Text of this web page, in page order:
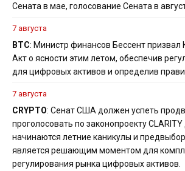
Сената в мае, голосование Сената в
7 августа
BTC: Министр финансов Бессент призвал
Акт о ясности этим летом, обеспечив
для цифровых активов и определив
7 августа
CRYPTO: Сенат США должен успеть
проголосовать по законопроекту CLARITY
начинаются летние каникулы и
является решающим моментом для
регулирования рынка цифровых активов.